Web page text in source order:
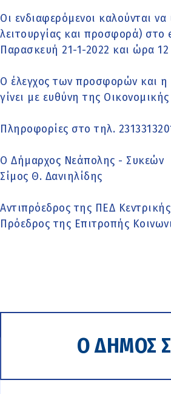
Οι ενδιαφερόμενοι καλούνται
λειτουργίας και προσφορά)
Παρασκευή 21-1-2022 και ώρα
Ο έλεγχος των προσφορών και
γίνει με ευθύνη της
Πληροφορίες στο τηλ.
Ο Δήμαρχος Νεάπολης - Συκεών
Σίμος Θ. Δανιηλίδης
Αντιπρόεδρος της ΠΕΔ
Πρόεδρος της Επιτροπής
Ο ΔΗΜΟΣ